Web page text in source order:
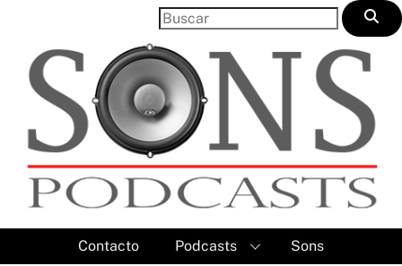
content
Contacto Podcasts Sons